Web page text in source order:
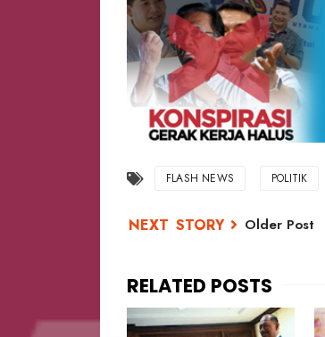
FLASH NEWS POLITIK
Older Post